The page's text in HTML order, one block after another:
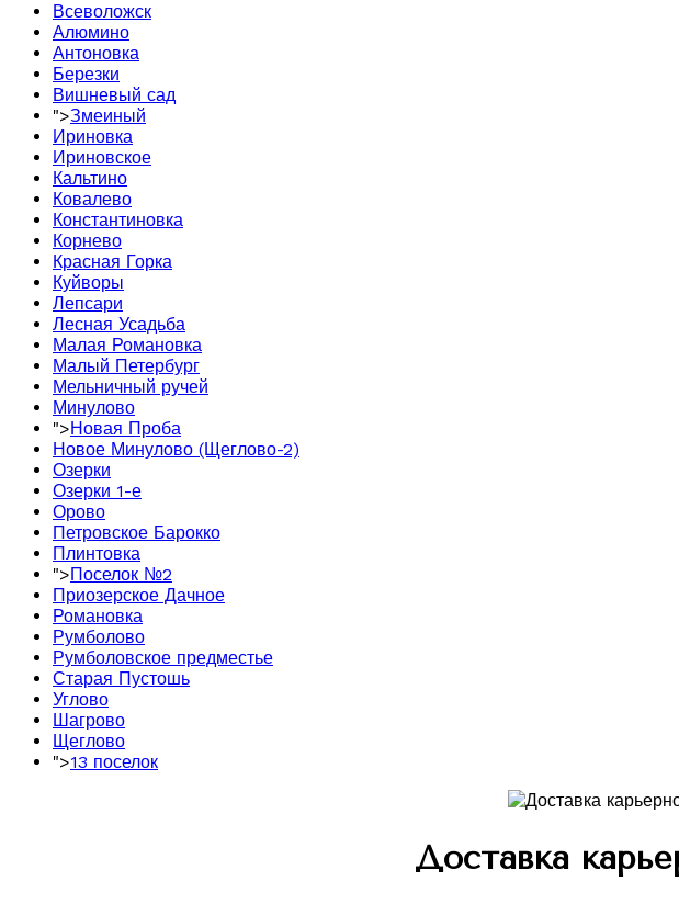
Всеволожск
Алюмино
Антоновка
Березки
Вишневый сад
">Змеиный
Ириновка
Ириновское
Кальтино
Ковалево
Константиновка
Корнево
Красная Горка
Куйворы
Лепсари
Лесная Усадьба
Малая Романовка
Малый Петербург
Мельничный ручей
Минулово
">Новая Проба
Новое Минулово (Щеглово-2)
Озерки
Озерки 1-е
Орово
Петровское Барокко
Плинтовка
">Поселок №2
Приозерское Дачное
Романовка
Румболово
Румболовское предместье
Старая Пустошь
Углово
Шагрово
Щеглово
">13 поселок
Доставка